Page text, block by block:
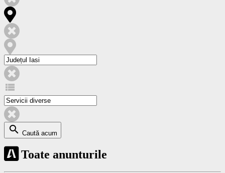
view_list
search Caută acum
Toate anunturile